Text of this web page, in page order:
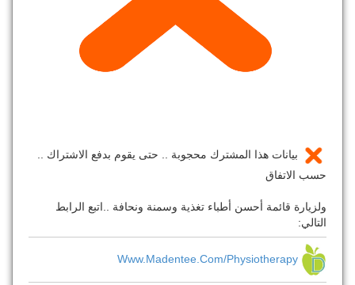
بيانات هذا المشترك محجوبة .. حتى يقوم بدفع الاشتراك ..
حسب الاتفاق
ولزيارة قائمة أحسن أطباء تغذية وسمنة ونحافة ..اتبع الرابط
التالي:
Www.madentee.com/physiotherapy